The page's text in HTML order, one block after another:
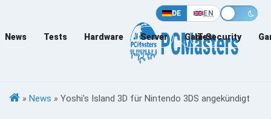
DE EN
News Tests Hardware Server Games
IT-Security
» News » Yoshi's Island 3D für Nintendo 3DS angekündigt